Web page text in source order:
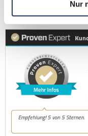
Nur
bewerbung@dzas.de